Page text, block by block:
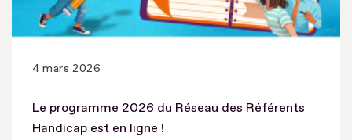
4 mars 2026
Le programme 2026 du Réseau des Référents
Handicap est en ligne !